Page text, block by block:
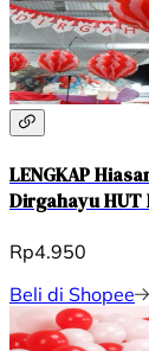
LENGKAP
Dirgahayu HUT
Rp4.950
Beli di Shopee